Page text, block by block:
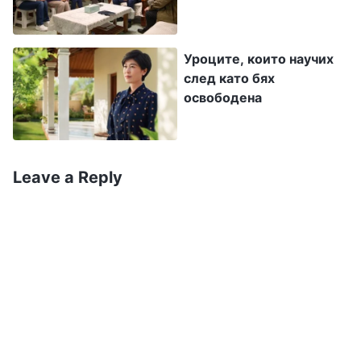
търпеливи и толерантни и да имат основни
критерии за постъпките си. Това е начинът
да се разбират в хармония и макар че
понякога може да има противоречия и
спорове, сътрудничеството може да
Сътрудничеството ще е невъзможно, ако
Уроците, които научих
след като бях
освободена
Leave a Reply